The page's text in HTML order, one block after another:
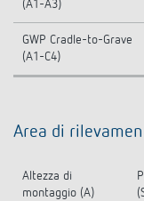
(A1-A3)
GWP Cradle-to-Grave
(A1-C4)
Area di
Altezza di
montaggio (A)